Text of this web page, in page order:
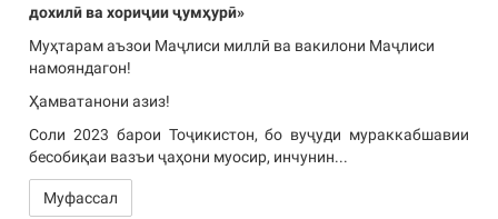
дохилӣ ва хориҷии ҷумҳурӣ»
Муҳтарам аъзои Маҷлиси миллӣ ва вакилони Маҷлиси
намояндагон!
Ҳамватанони азиз!
Соли 2023 барои Тоҷикистон, бо вуҷуди мураккабшавии
бесобиқаи вазъи ҷаҳони муосир, инчунин...
Муфассал